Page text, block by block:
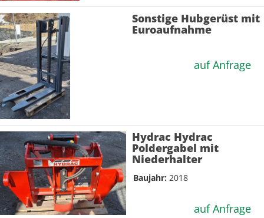
Sonstige Hubgerüst mit
Euroaufnahme
auf Anfrage
Hydrac Hydrac
Poldergabel mit
Niederhalter
Baujahr: 2018
auf Anfrage